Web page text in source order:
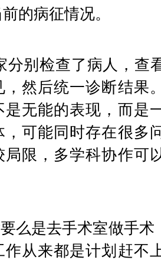
的病征情况。
，然后统一诊断结果
是无能的表现，而是
，可能同时存在很多
局限，多学科协作可
作从来都是计划赶不